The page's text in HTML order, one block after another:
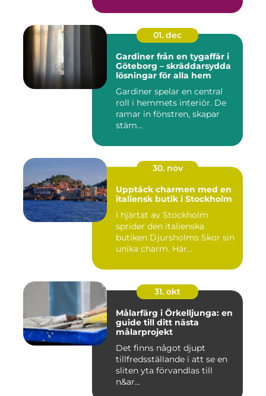
01. dec
Gardiner från en tygaffär i
Göteborg – skräddarsydda
lösningar för alla hem
Gardiner spelar en central
roll i hemmets interiör. De
ramar in fönstren, skapar
stäm...
30. nov
Upptäck charmen med en
italiensk butik i Stockholm
I hjärtat av Stockholm
sprider den italienska
butiken Djursholms Skor sin
unika charm. Här...
31. okt
Målarfärg i Örkelljunga: en
guide till ditt nästa
målarprojekt
Det finns något djupt
tillfredsställande i att se en
sliten yta förvandlas till
n&ar...